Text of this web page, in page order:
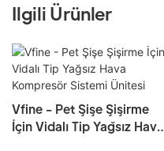
Ilgili Ürünler
Vfine - Pet Şişe Şişirme
İçin Vidalı Tip Yağsız Hava